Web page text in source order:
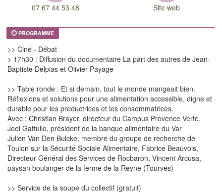
07 67 44 53 48 Site web
PROGRAMME
>> Ciné - Débat
> 17h30 : Diffusion du documentaire La part des autres de Jean-
Baptiste Delpias et Olivier Payage
>> Table ronde : Et si demain, tout le monde mangeait bien.
Réflexions et solutions pour une alimentation accessible, digne et
durable pour les productrices et les consommatrices.
Avec : Christian Brayer, directeur du Campus Provence Verte,
Joel Gattullo, président de la banque alimentaire du Var
Julien Van Den Bulcke, membre du groupe de recherche de
Toulon sur la Sécurité Sociale Alimentaire, Fabrice Beauvois,
Directeur Général des Services de Rocbaron, Vincent Arcusa,
paysan boulanger de la ferme de la Reyne (Tourves)
>> Service de la soupe du collectif (gratuit)